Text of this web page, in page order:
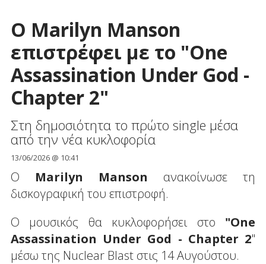
O Marilyn Manson
επιστρέφει με το "Οne
Assassination Under God -
Chapter 2"
Στη δημοσιότητα το πρώτο single μέσα
από την νέα κυκλοφορία
13/06/2026 @ 10:41
Ο Marilyn Manson ανακοίνωσε τη
δισκογραφική του επιστροφή.
Ο μουσικός θα κυκλοφορήσει στο "Οne
Assassination Under God - Chapter 2"
μέσω της Nuclear Blast στις 14 Αυγούστου.